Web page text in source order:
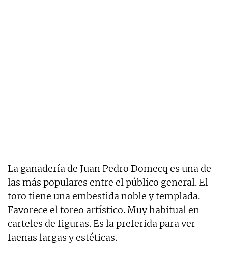
La ganadería de Juan Pedro Domecq es una de
las más populares entre el público general. El
toro tiene una embestida noble y templada.
Favorece el toreo artístico. Muy habitual en
carteles de figuras. Es la preferida para ver
faenas largas y estéticas.